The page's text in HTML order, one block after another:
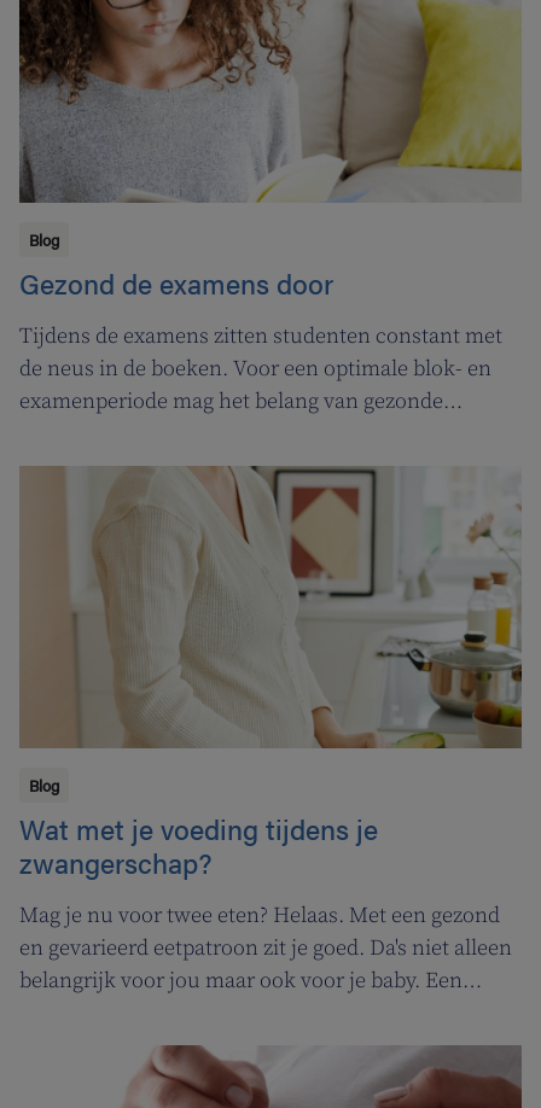
Blog
Gezond de examens door
Tijdens de examens zitten studenten constant met
de neus in de boeken. Voor een optimale blok- en
examenperiode mag het belang van gezonde
Blog
Wat met je voeding tijdens je
zwangerschap?
Mag je nu voor twee eten? Helaas. Met een gezond
en gevarieerd eetpatroon zit je goed. Da's niet alleen
belangrijk voor jou maar ook voor je baby. Een
verandering met zich mee. Al moet je met sommige
voeding nu wel wat opletten.